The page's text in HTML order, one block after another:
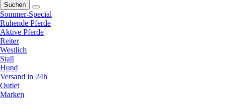
Suchen
Sommer-Special
Ruhende Pferde
Aktive Pferde
Reiter
Westlich
Stall
Hund
Versand in 24h
Outlet
Marken